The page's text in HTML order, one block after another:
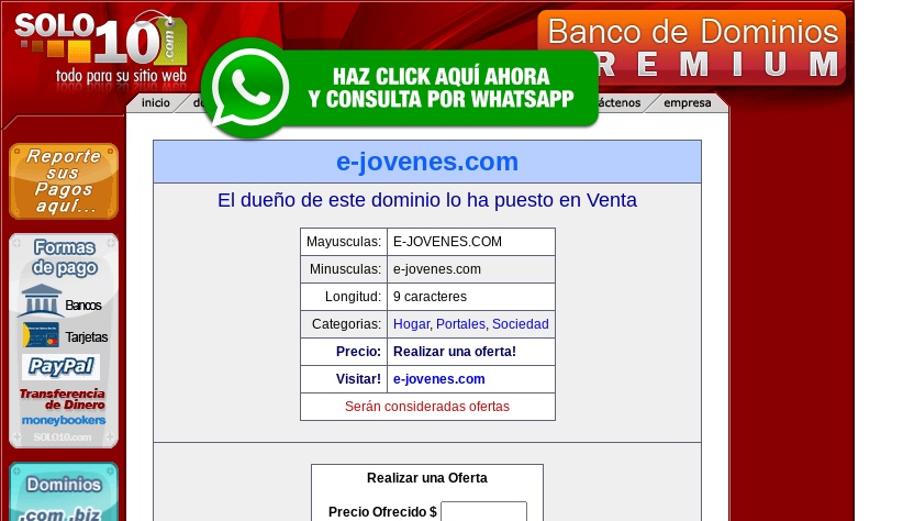
e-jovenes.com
El dueño de este dominio lo ha puesto en Venta
Mayusculas:
E-JOVENES.COM
Minusculas:
e-jovenes.com
Longitud:
9 caracteres
Categorias:
Hogar, Portales, Sociedad
Precio:
Realizar una oferta!
Visitar!
e-jovenes.com
Serán consideradas ofertas
Realizar una Oferta
Precio Ofrecido $